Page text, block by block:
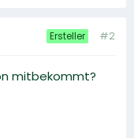
Ersteller #2
mitbekommt?